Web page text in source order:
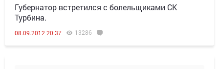
Губернатор встретился с болельщиками СК
Турбина.
08.09.2012 20:37 13286